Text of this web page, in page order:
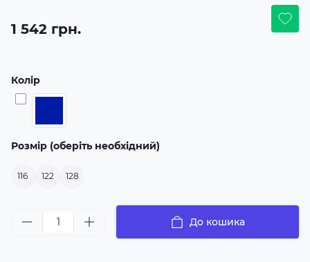
1 542 грн.
Колір
Розмір (оберіть необхідний)
116 122 128
До кошика